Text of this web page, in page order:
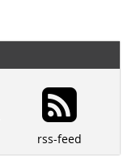
rss-feed